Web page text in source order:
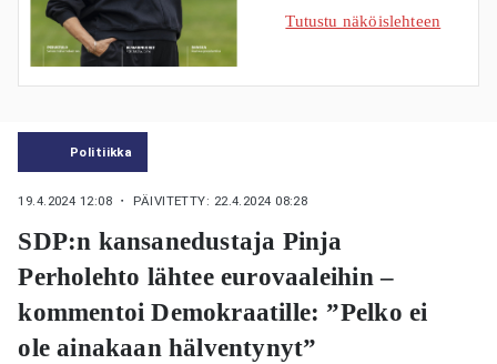
Tutustu näköislehteen
Politiikka
19.4.2024 12:08 ・ PÄIVITETTY: 22.4.2024 08:28
SDP:n kansanedustaja Pinja
Perholehto lähtee eurovaaleihin –
kommentoi Demokraatille: ”Pelko ei
ole ainakaan hälventynyt”